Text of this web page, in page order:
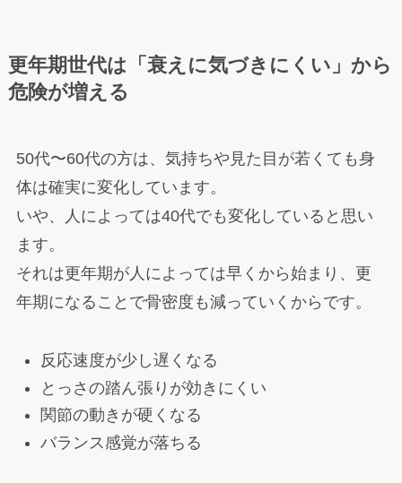
更年期世代は「衰えに気づきにくい」から
危険が増える
50代〜60代の方は、気持ちや見た目が若くても身
体は確実に変化しています。
いや、人によっては40代でも変化していると思い
ます。
それは更年期が人によっては早くから始まり、更
年期になることで骨密度も減っていくからです。
反応速度が少し遅くなる
とっさの踏ん張りが効きにくい
関節の動きが硬くなる
バランス感覚が落ちる